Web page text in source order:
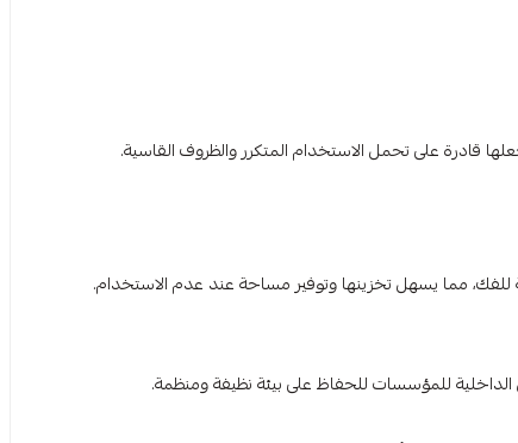
قادرة على تحمل الاستخدام المتكرر والظروف القاسية.
للفك، مما يسهل تخزينها وتوفير مساحة عند عدم الاستخدام.
للمؤسسات للحفاظ على بيئة نظيفة ومنظمة.